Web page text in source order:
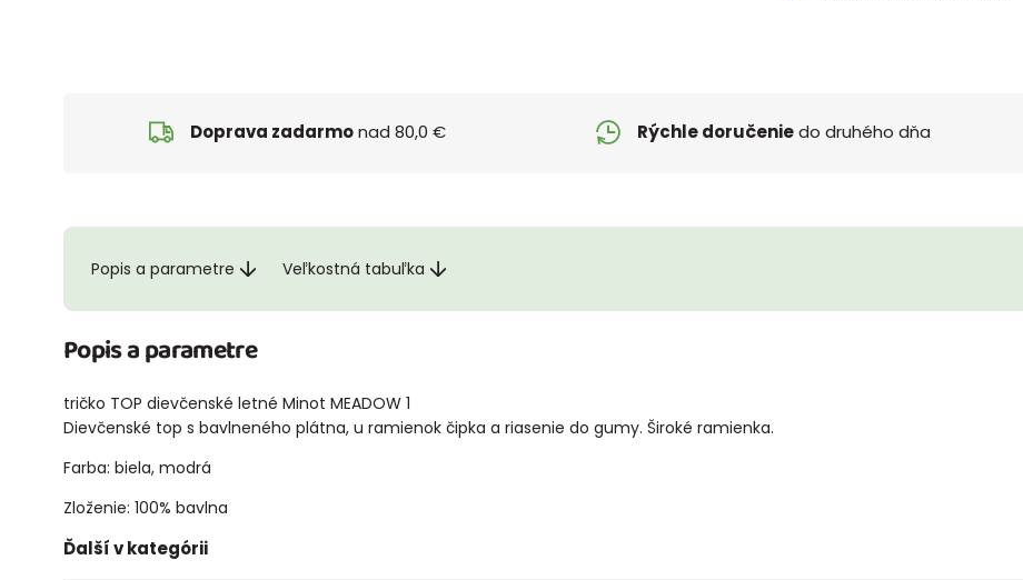
Doprava zadarmonad 80,0 € Rýchle doručeniedo druhého dňa
Popis a parametre Veľkostná tabuľka
Popis a parametre
tričko TOP dievčenské letné Minot MEADOW 1
Dievčenské top s bavlneného plátna, u ramienok čipka a riasenie do gumy. Široké ramienka.
Farba: biela, modrá
Zloženie: 100% bavlna
Ďalší v kategórii